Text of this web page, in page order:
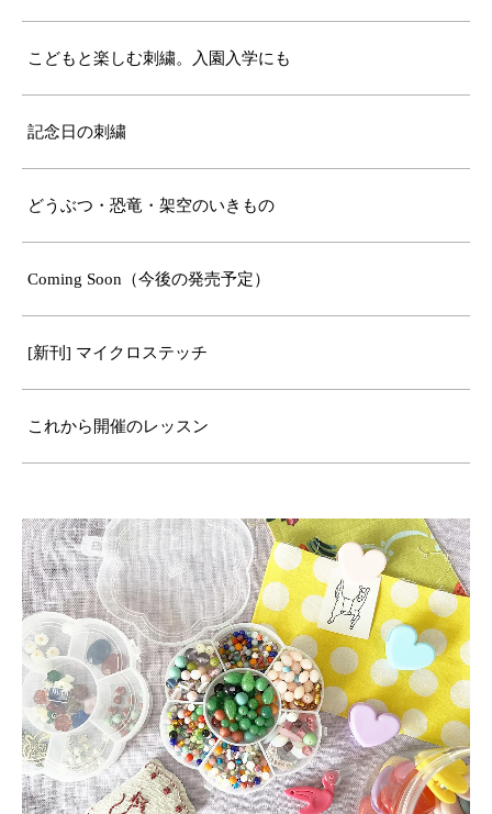
こどもと楽しむ刺繍。入園入学にも
記念日の刺繍
どうぶつ・恐竜・架空のいきもの
Coming Soon（今後の発売予定）
[新刊] マイクロステッチ
これから開催のレッスン